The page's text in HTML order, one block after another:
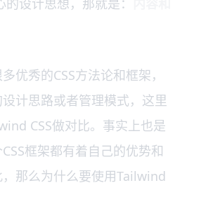
的设计思想，那就是：
优秀的CSS方法论和框架，
计思路或者管理模式，这里
CSS做对比。事实上也是
框架都有着自己的优势和
那么为什么要使用Tailwind